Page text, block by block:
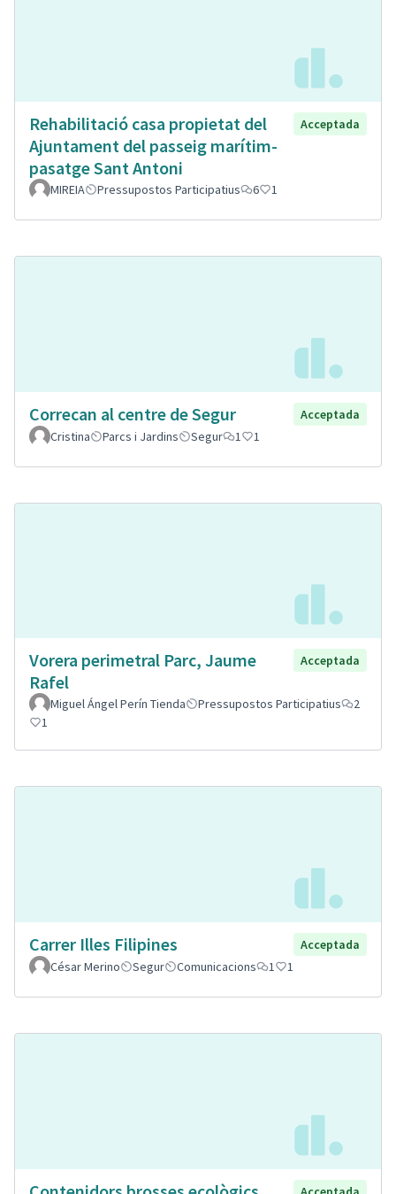
Rehabilitació casa propietat del
Ajuntament del passeig marítim-
pasatge Sant Antoni
Acceptada
MIREIA Pressupostos Participatius 6 1
Correcan al centre de Segur
Acceptada
Cristina
Parcs i Jardins Segur 1 1
Vorera perimetral Parc, Jaume
Rafel
Acceptada
Miguel Ángel Perín Tienda Pressupostos Participatius
2
1
Carrer Illes Filipines
Acceptada
César Merino
Segur Comunicacions 1 1